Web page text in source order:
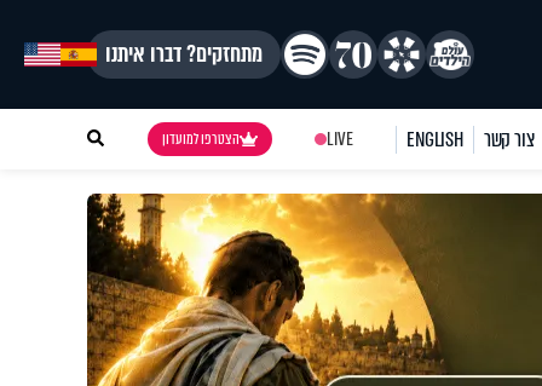
מתחזקים? דברו איתנו
צור קשר ENGLISH
LIVE הצטרפו למועדון